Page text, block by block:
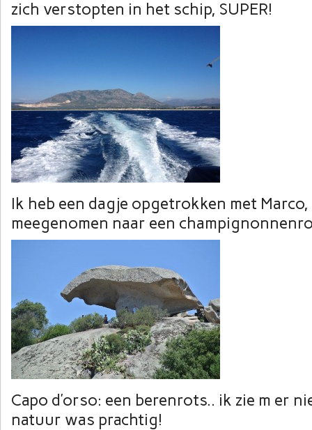
zich verstopten in het schip, SUPER!
Ik heb een dagje opgetrokken met
meegenomen naar een
Capo d’orso: een berenrots.. ik zie m er
natuur was prachtig!